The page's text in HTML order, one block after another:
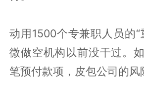
动用1500个专兼职人员的“
微做空机构以前没干过。
笔预付款项，皮包公司的风